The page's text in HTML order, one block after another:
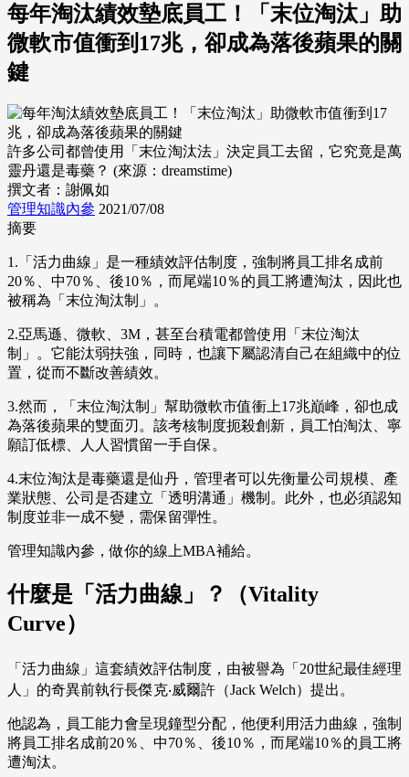
每年淘汰績效墊底員工！「末位淘汰」助
微軟市值衝到17兆，卻成為落後蘋果的關
鍵
許多公司都曾使用「末位淘汰法」決定員工去留，它究竟是萬
靈丹還是毒藥？ (來源：dreamstime)
撰文者：謝佩如
管理知識內參 2021/07/08
摘要
1.「活力曲線」是一種績效評估制度，強制將員工排名成前
20％、中70％、後10％，而尾端10％的員工將遭淘汰，因此也
被稱為「末位淘汰制」。
2.亞馬遜、微軟、3M，甚至台積電都曾使用「末位淘汰
制」。它能汰弱扶強，同時，也讓下屬認清自己在組織中的位
置，從而不斷改善績效。
3.然而，「末位淘汰制」幫助微軟市值衝上17兆巔峰，卻也成
為落後蘋果的雙面刃。該考核制度扼殺創新，員工怕淘汰、寧
願訂低標、人人習慣留一手自保。
4.末位淘汰是毒藥還是仙丹，管理者可以先衡量公司規模、產
業狀態、公司是否建立「透明溝通」機制。此外，也必須認知
制度並非一成不變，需保留彈性。
管理知識內參，做你的線上MBA補給。
什麼是「活力曲線」？（Vitality
Curve）
「活力曲線」這套績效評估制度，由被譽為「20世紀最佳經理
人」的奇異前執行長傑克‧威爾許（Jack Welch）提出。
他認為，員工能力會呈現鐘型分配，他便利用活力曲線，強制
將員工排名成前20％、中70％、後10％，而尾端10％的員工將
遭淘汰。